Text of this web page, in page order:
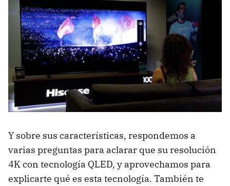
Y sobre sus características, respondemos a
varias preguntas para aclarar que su resolución
4K con tecnología QLED, y aprovechamos para
explicarte qué es esta tecnología. También te